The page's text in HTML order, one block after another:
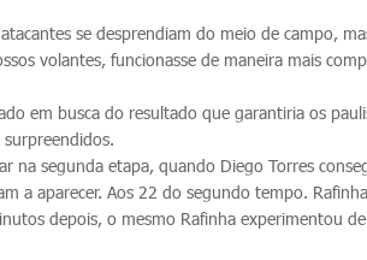
se desprendiam do meio de campo,
volantes, funcionasse de maneira mais
em busca do resultado que garantiria os
surpreendidos.
na segunda etapa, quando Diego Torres
a aparecer. Aos 22 do segundo tempo.
depois, o mesmo Rafinha experimentou